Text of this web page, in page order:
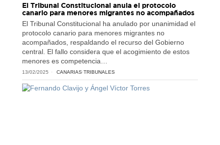
El Tribunal Constitucional anula el protocolo
canario para menores migrantes no acompañados
El Tribunal Constitucional ha anulado por unanimidad el
protocolo canario para menores migrantes no
acompañados, respaldando el recurso del Gobierno
central. El fallo considera que el acogimiento de estos
menores es competencia…
13/02/2025 CANARIAS·TRIBUNALES